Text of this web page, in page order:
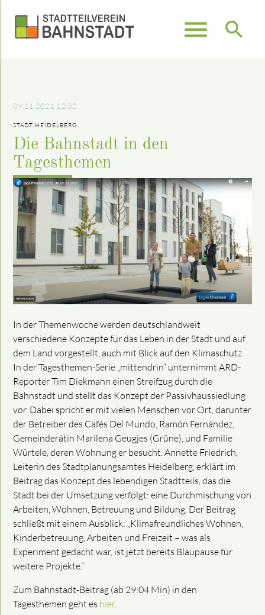
menu search
09.11.2021 12:32
STADT HEIDELBERG
Die Bahnstadt in den
Tagesthemen
In der Themenwoche werden deutschlandweit
verschiedene Konzepte für das Leben in der Stadt und auf
dem Land vorgestellt, auch mit Blick auf den Klimaschutz.
In der Tagesthemen-Serie „mittendrin“ unternimmt ARD-
Reporter Tim Diekmann einen Streifzug durch die
Bahnstadt und stellt das Konzept der Passivhaussiedlung
vor. Dabei spricht er mit vielen Menschen vor Ort, darunter
der Betreiber des Cafés Del Mundo, Ramón Fernández,
Gemeinderätin Marilena Geugjes (Grüne), und Familie
Würtele, deren Wohnung er besucht. Annette Friedrich,
Leiterin des Stadtplanungsamtes Heidelberg, erklärt im
Beitrag das Konzept des lebendigen Stadtteils, das die
Stadt bei der Umsetzung verfolgt: eine Durchmischung von
Arbeiten, Wohnen, Betreuung und Bildung. Der Beitrag
schließt mit einem Ausblick: „Klimafreundliches Wohnen,
Kinderbetreuung, Arbeiten und Freizeit – was als
Experiment gedacht war, ist jetzt bereits Blaupause für
weitere Projekte.“
Zum Bahnstadt-Beitrag (ab 29:04 Min) in den
Tagesthemen geht es hier.